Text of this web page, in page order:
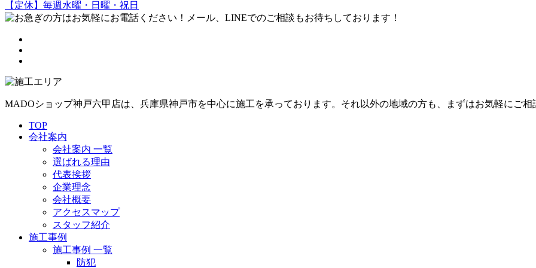
【定休】毎週水曜・日曜・祝日
MADOショップ神戸六甲店は、兵庫県神戸市を中心に施工を承っております。それ以外の地域の方も、まずはお気軽にご相
TOP
会社案内
会社案内 一覧
選ばれる理由
代表挨拶
企業理念
会社概要
アクセスマップ
スタッフ紹介
施工事例
施工事例 一覧
防犯